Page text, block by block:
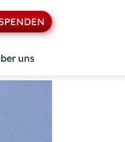
uns